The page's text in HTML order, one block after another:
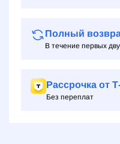
Полный
В течение первых
Рассрочка от
Без переплат